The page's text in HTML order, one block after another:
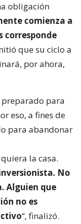
obligación
comienza a
corresponde
que su ciclo a
por ahora,
preparado para
eso, a fines de
para abandonar
la casa.
No
Alguien que
no es
“, finalizó.